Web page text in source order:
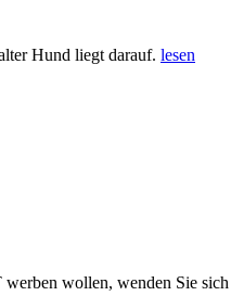
Hund liegt darauf. lesen
wollen, wenden Sie